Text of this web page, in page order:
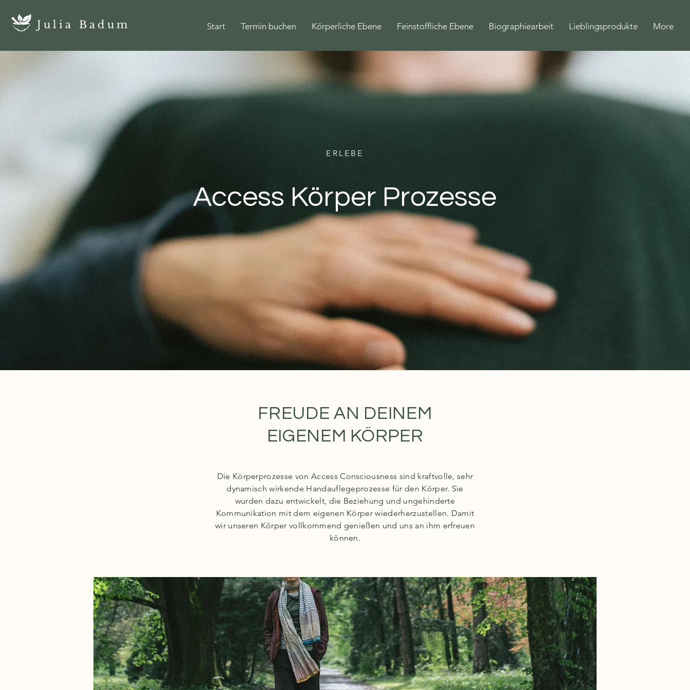
Julia Badum Start Termin buchen Körperliche Ebene Feinstoffliche Ebene Biographiearbeit Lieblingsprodukte More
ERLEBE
Access Körper Prozesse
FREUDE AN DEINEM
EIGENEM KÖRPER
Die Körperprozesse von Access Consciousness sind kraftvolle, sehr
dynamisch wirkende Handauflegeprozesse für den Körper. Sie
wurden dazu entwickelt, die Beziehung und ungehinderte
Kommunikation mit dem eigenen Körper wiederherzustellen. Damit
wir unseren Körper vollkommend genießen und uns an ihm erfreuen
können.